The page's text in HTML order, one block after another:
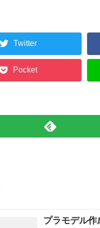
Twitter
Pocket
プラモデル